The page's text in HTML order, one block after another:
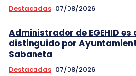
Destacadas 07/08/2026
Administrador de EGEHID
distinguido por
Sabaneta
Destacadas 07/08/2026